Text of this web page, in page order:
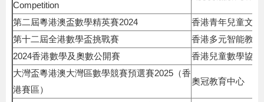
Competition
第二屆粵港澳盃數學精英賽2024
香港青年兒童文
第十二屆全港數學盃挑戰賽
香港多元智能教
2024香港數學及奧數公開賽
香港兒童數學協會
大灣盃粵港澳大灣區數學競賽預選賽2025（香
港賽區）
奧冠教育中心